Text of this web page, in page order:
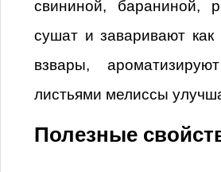
свининой, бараниной,
сушат и заваривают
взвары,
листьями мелиссы
Полезные